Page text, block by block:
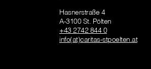
Hasnerstraße 4
A-3100 St. Pölten
+43 2742 844 0
info(at)caritas-stpoelten.at